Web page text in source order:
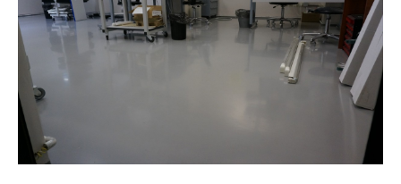
50
sales@mpkm.org